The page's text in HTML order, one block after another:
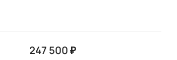
247 500 ₽